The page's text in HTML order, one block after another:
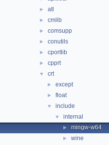
► atl
► cmlib
► comsupp
► conutils
► cportlib
► cpprt
▼ crt
► except
► float
▼ include
▼ internal
► mingw-w64
► wine